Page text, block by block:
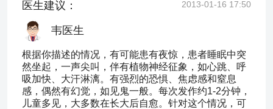
医生建议： 2013-01-16 17:50
韦医生
根据你描述的情况，有可能患有夜惊，患者睡眠中突
然坐起，一声尖叫，伴有植物神经征象，如心跳、呼
吸加快、大汗淋漓。有强烈的恐惧、焦虑感和窒息
感，偶然有幻觉，如见鬼一般。每次发作约1-2分钟，
儿童多见，大多数在长大后自愈。针对这个情况，可